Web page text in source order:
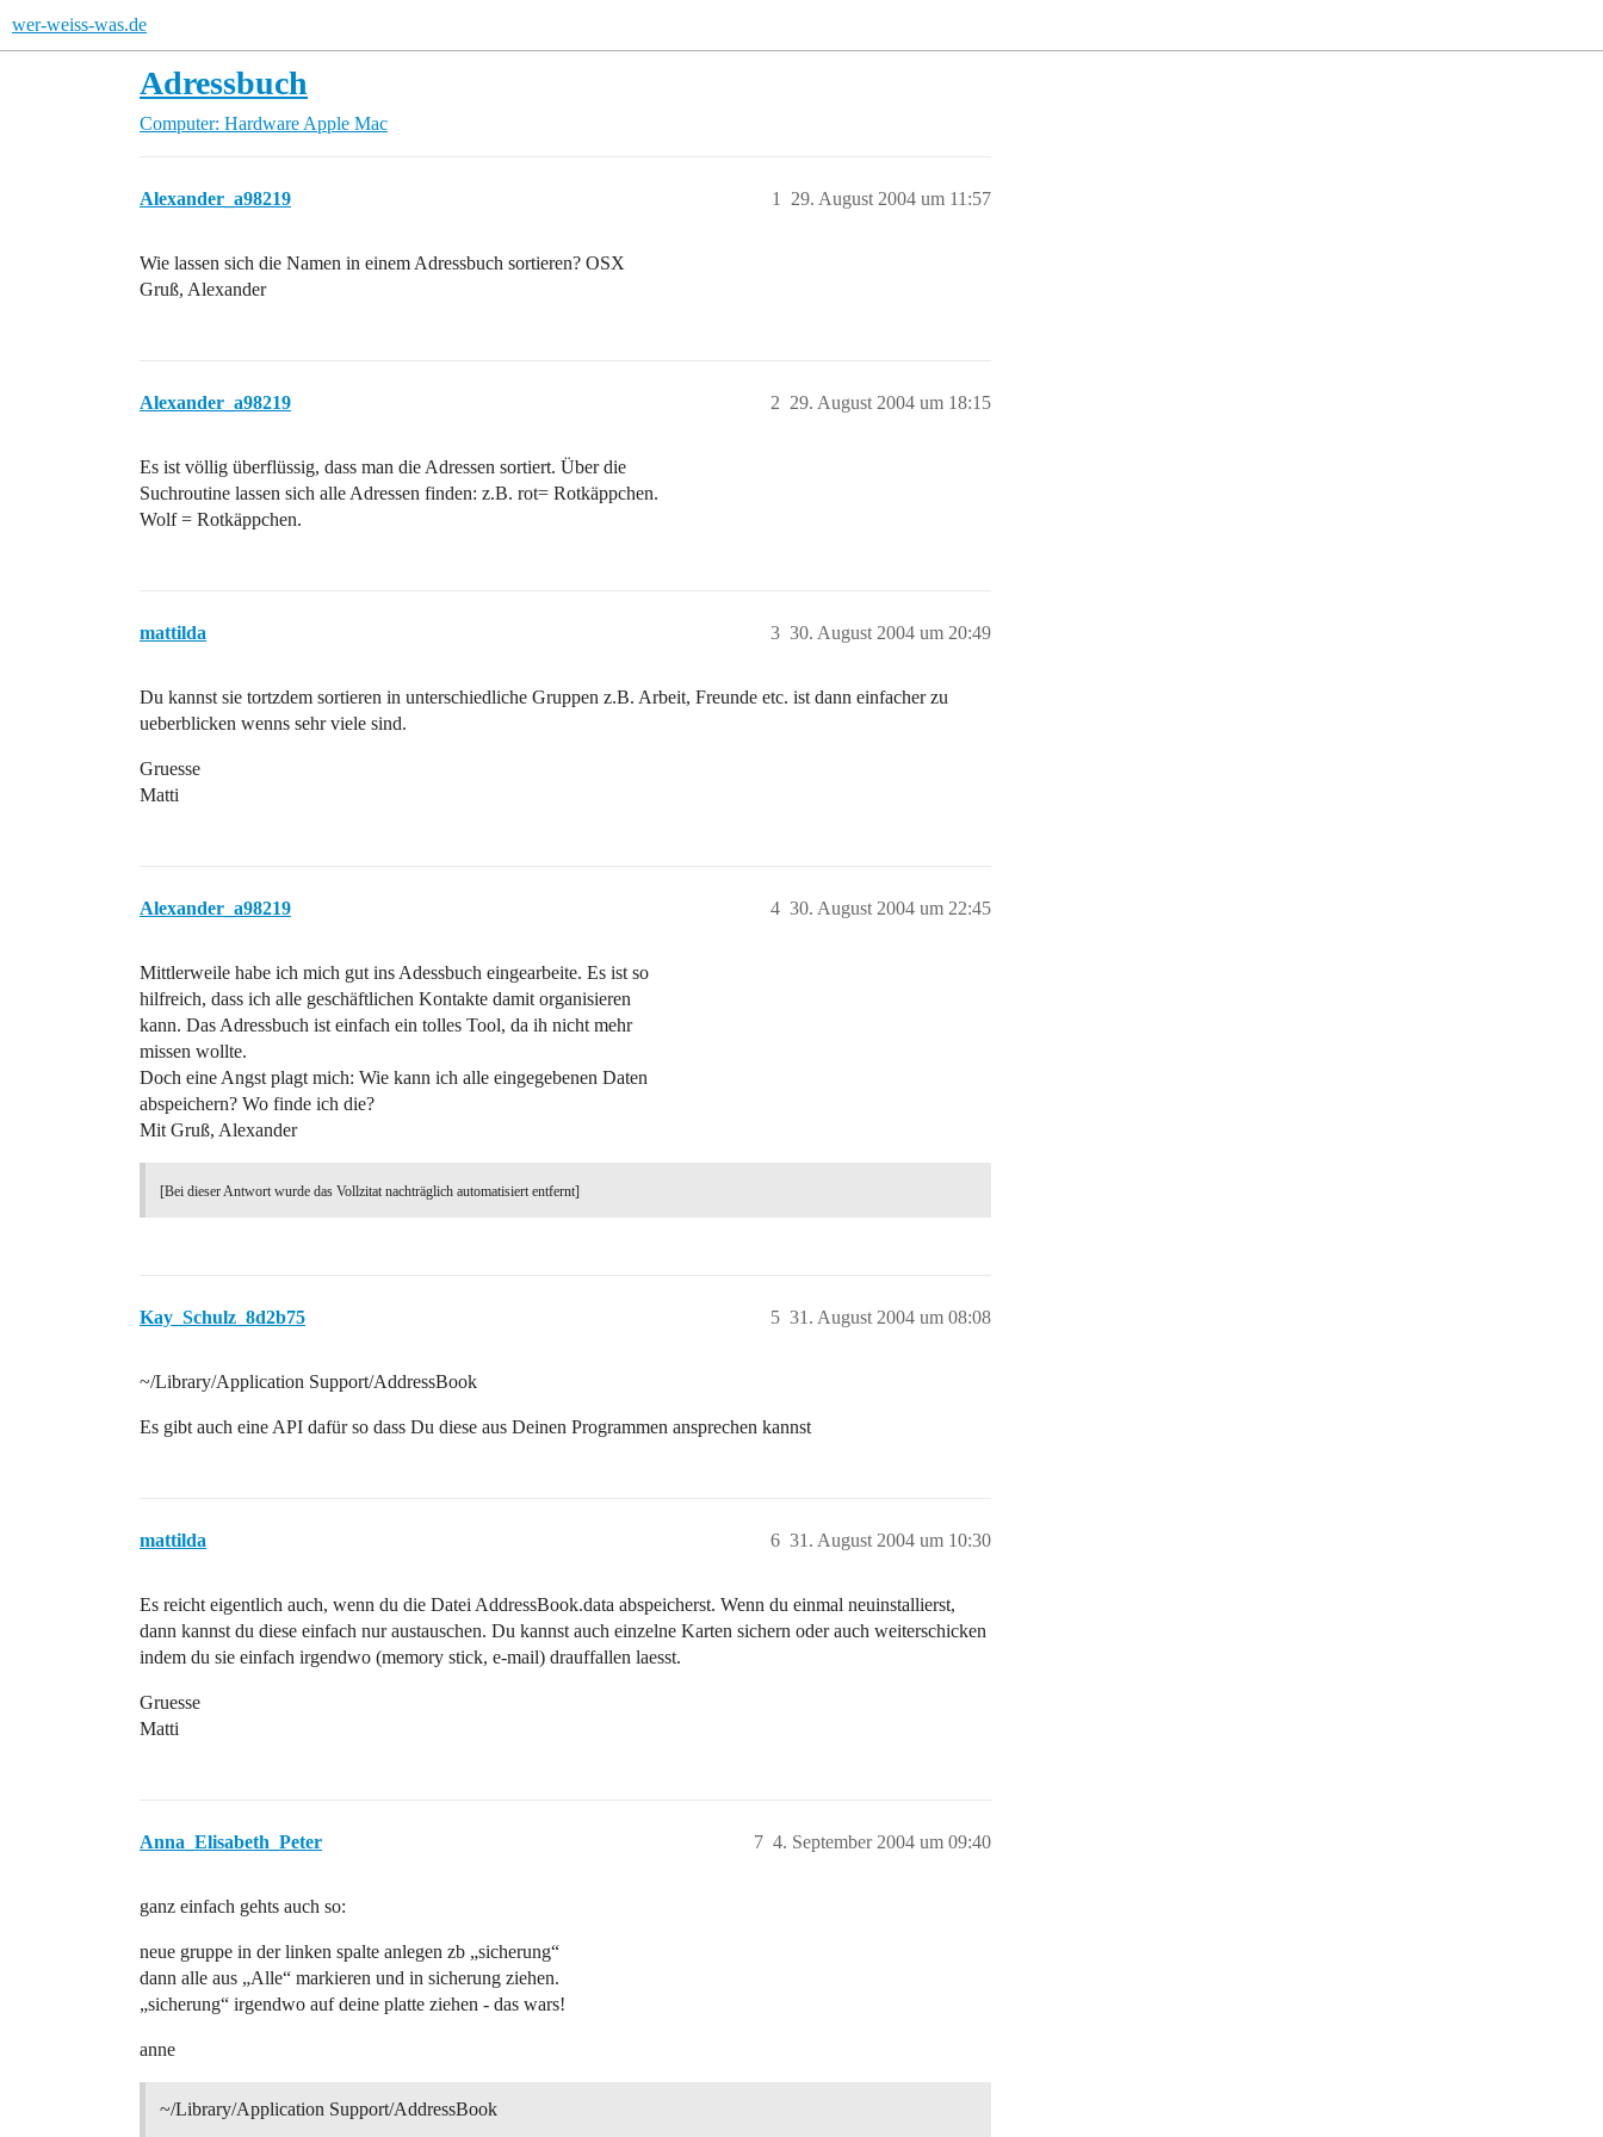
wer-weiss-was.de
Adressbuch
Computer: Hardware Apple Mac
Alexander_a98219 29. August 2004 um 11:57
1
Wie lassen sich die Namen in einem Adressbuch sortieren? OSX
Gruß, Alexander
Alexander_a98219 29. August 2004 um 18:15
2
Es ist völlig überflüssig, dass man die Adressen sortiert. Über die
Suchroutine lassen sich alle Adressen finden: z.B. rot= Rotkäppchen.
Wolf = Rotkäppchen.
mattilda 30. August 2004 um 20:49
3
Du kannst sie tortzdem sortieren in unterschiedliche Gruppen z.B. Arbeit, Freunde etc. ist dann einfacher zu
ueberblicken wenns sehr viele sind.
Gruesse
Matti
Alexander_a98219 30. August 2004 um 22:45
4
Mittlerweile habe ich mich gut ins Adessbuch eingearbeite. Es ist so
hilfreich, dass ich alle geschäftlichen Kontakte damit organisieren
kann. Das Adressbuch ist einfach ein tolles Tool, da ih nicht mehr
missen wollte.
Doch eine Angst plagt mich: Wie kann ich alle eingegebenen Daten
abspeichern? Wo finde ich die?
Mit Gruß, Alexander
[Bei dieser Antwort wurde das Vollzitat nachträglich automatisiert entfernt]
Kay_Schulz_8d2b75 31. August 2004 um 08:08
5
~/Library/Application Support/AddressBook
Es gibt auch eine API dafür so dass Du diese aus Deinen Programmen ansprechen kannst
mattilda 31. August 2004 um 10:30
6
Es reicht eigentlich auch, wenn du die Datei AddressBook.data abspeicherst. Wenn du einmal neuinstallierst,
dann kannst du diese einfach nur austauschen. Du kannst auch einzelne Karten sichern oder auch weiterschicken
indem du sie einfach irgendwo (memory stick, e-mail) drauffallen laesst.
Gruesse
Matti
Anna_Elisabeth_Peter 4. September 2004 um 09:40
7
ganz einfach gehts auch so:
neue gruppe in der linken spalte anlegen zb „sicherung“
dann alle aus „Alle“ markieren und in sicherung ziehen.
„sicherung“ irgendwo auf deine platte ziehen - das wars!
anne
~/Library/Application Support/AddressBook